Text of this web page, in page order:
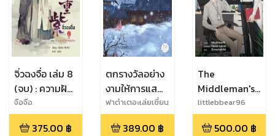
จิ่วฉงจื่อ เล่ม 8
(จบ) : ความฝัน
ครั้งเก่าผันผ่าน
จือจือ
375.00 ฿
ตกรางวัลอย่าง
งามให้การแสดง
ของพระชายา
เล่ม 1
ฟาต๋าเตอะเล่ยเซี่ยน
389.00 ฿
The
Middleman's
Love
littlebbear96
500.00 ฿